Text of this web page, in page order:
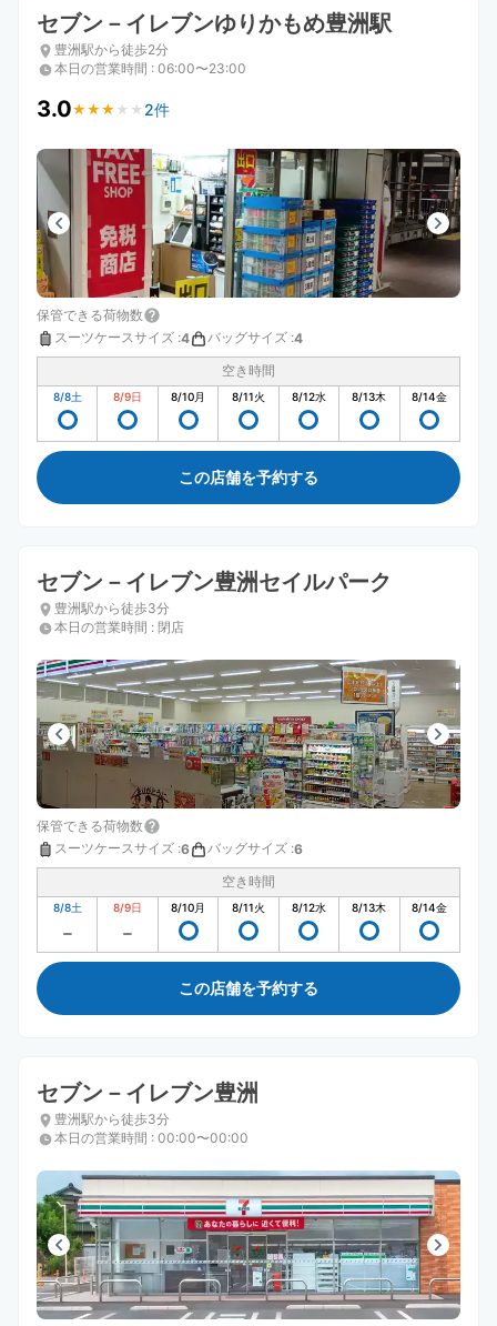
the
keyboard
shortcuts
for
changing
dates.
the
keyboard
shortcuts
for
changing
dates.
セブン－イレブンゆりかもめ豊洲駅
豊洲駅から徒歩2分
本日の営業時間 : 06:00〜23:00
3.0★ ★ ★ ★ ★
★ ★ ★ ★ ★ 2件
保管できる荷物数
スーツケースサイズ :4 バッグサイズ :4
空き時間
8/8土 8/9日 8/10月 8/11火 8/12水 8/13木 8/14金
この店舗を予約する
セブン－イレブン豊洲セイルパーク
豊洲駅から徒歩3分
本日の営業時間 : 閉店
保管できる荷物数
スーツケースサイズ :6 バッグサイズ :6
空き時間
8/8土 8/9日 8/10月 8/11火 8/12水 8/13木 8/14金
この店舗を予約する
セブン－イレブン豊洲
豊洲駅から徒歩3分
本日の営業時間 : 00:00〜00:00